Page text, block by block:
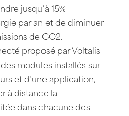
jusqu’à 15%
par an et de diminuer
de CO2.
proposé par Voltalis
modules installés sur
et d’une application,
à distance la
dans chacune des